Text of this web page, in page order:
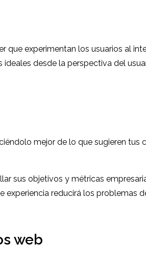
que experimentan los usuarios al
desde la perspectiva del
mejor de lo que sugieren tus
sus objetivos y métricas
reducirá los problemas
web